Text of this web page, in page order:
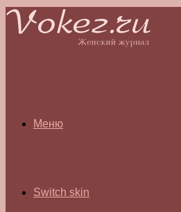
Меню
Switch skin